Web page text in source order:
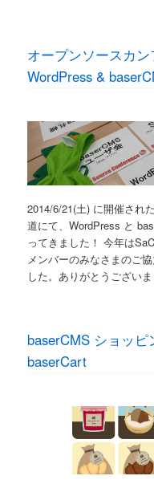
オープンソースカ
WordPress &
2014/6/21(土) に開催され
道にて、WordPress と
ってきました！ 今年は
メンバーのみなさまのご
した。ありがとうござい
baserCMS ショッ
baserCart